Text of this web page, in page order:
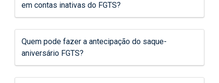
em contas inativas do FGTS?
Quem pode fazer a antecipação do saque-
aniversário FGTS?